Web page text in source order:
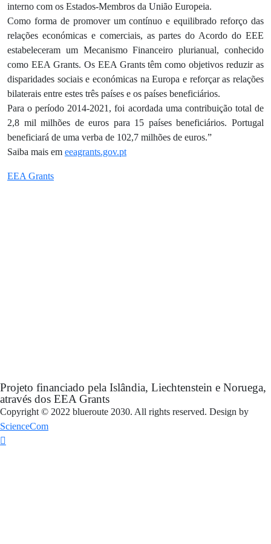
interno com os Estados-Membros da União Europeia.
Como forma de promover um contínuo e equilibrado reforço das
relações económicas e comerciais, as partes do Acordo do EEE
estabeleceram um Mecanismo Financeiro plurianual, conhecido
como EEA Grants. Os EEA Grants têm como objetivos reduzir as
disparidades sociais e económicas na Europa e reforçar as relações
bilaterais entre estes três países e os países beneficiários.
Para o período 2014-2021, foi acordada uma contribuição total de
2,8 mil milhões de euros para 15 países beneficiários. Portugal
beneficiará de uma verba de 102,7 milhões de euros.”
Saiba mais em eeagrants.gov.pt
EEA Grants
Projeto financiado pela Islândia, Liechtenstein e Noruega,
através dos EEA Grants
Copyright © 2022 blueroute 2030. All rights reserved. Design by
ScienceCom